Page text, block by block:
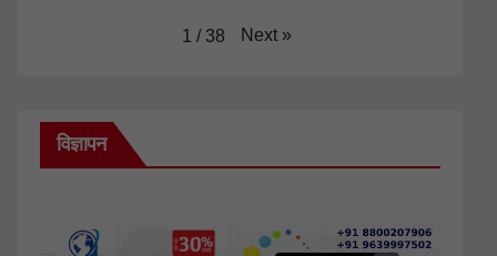
1 / 38 Next »
विज्ञापन